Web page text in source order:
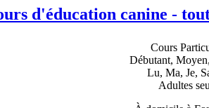
d'éducation canine -
Cours
Débutant,
Lu, Ma, Je,
Adultes